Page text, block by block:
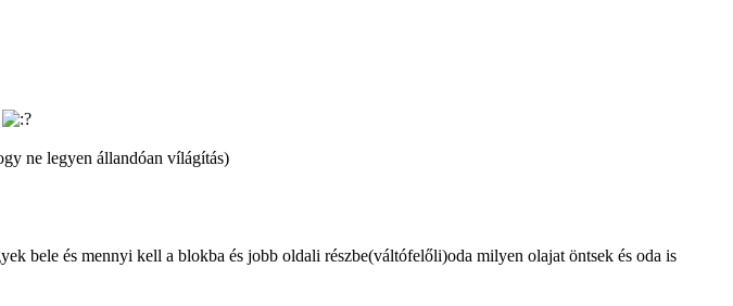
ne legyen állandóan vílágítás)
bele és mennyi kell a blokba és jobb oldali részbe(váltófelőli)oda milyen olajat öntsek és oda is